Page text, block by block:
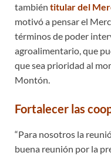
también titular del
motivó a pensar el
términos de poder
agroalimentario, que
que sea prioridad al
Montón.
Fortalecer las
“Para nosotros la
buena reunión por la